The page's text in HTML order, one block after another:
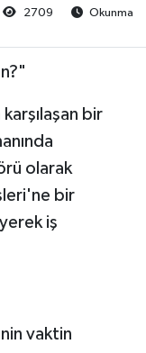
2709
Okunma
bir
olarak
bir
iş
vaktin